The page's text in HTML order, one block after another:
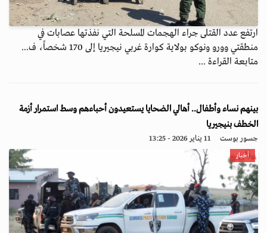
ارتفع عدد القتلى جراء الهجمات المسلحة التي نفذتها عصابات في
منطقتي وورو ونوكو بولاية كوارة غربي نيجيريا إلى 170 شخصاً، ف...
متابعة القراءة ...
بينهم نساء وأطفال.. أهالي الضحايا يستعيدون أحباءهم وسط استمرار أزمة
الخطف بنيجيريا
جسور بوست 11 يناير 2026 - 13:25
أخبار